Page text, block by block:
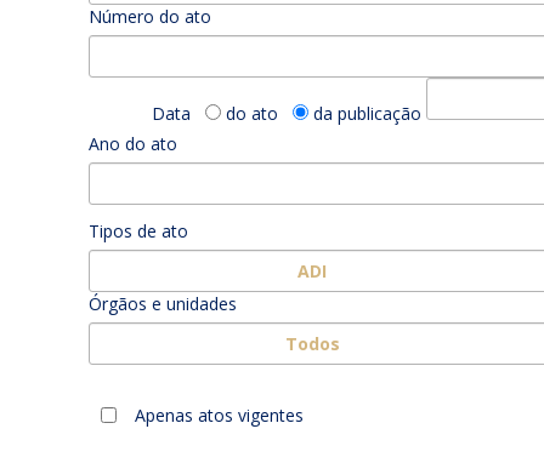
Número do ato
Data do ato
da publicação
Ano do ato
Tipos de ato
ADI
Órgãos e unidades
Todos
Apenas atos vigentes